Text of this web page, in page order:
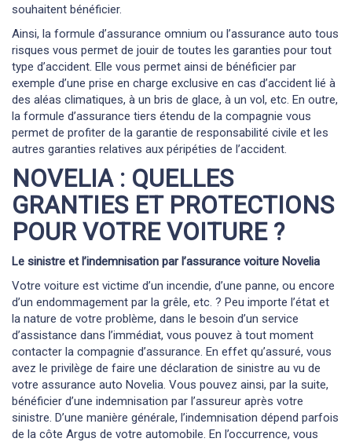
souhaitent bénéficier.
Ainsi, la formule d’assurance omnium ou l’assurance auto tous
risques vous permet de jouir de toutes les garanties pour tout
type d’accident. Elle vous permet ainsi de bénéficier par
exemple d’une prise en charge exclusive en cas d’accident lié à
des aléas climatiques, à un bris de glace, à un vol, etc. En outre,
la formule d’assurance tiers étendu de la compagnie vous
permet de profiter de la garantie de responsabilité civile et les
autres garanties relatives aux péripéties de l’accident.
NOVELIA : QUELLES
GRANTIES ET PROTECTIONS
POUR VOTRE VOITURE ?
Le sinistre et l’indemnisation par l’assurance voiture Novelia
Votre voiture est victime d’un incendie, d’une panne, ou encore
d’un endommagement par la grêle, etc. ? Peu importe l’état et
la nature de votre problème, dans le besoin d’un service
d’assistance dans l’immédiat, vous pouvez à tout moment
contacter la compagnie d’assurance. En effet qu’assuré, vous
avez le privilège de faire une déclaration de sinistre au vu de
votre assurance auto Novelia. Vous pouvez ainsi, par la suite,
bénéficier d’une indemnisation par l’assureur après votre
sinistre. D’une manière générale, l’indemnisation dépend parfois
de la côte Argus de votre automobile. En l’occurrence, vous